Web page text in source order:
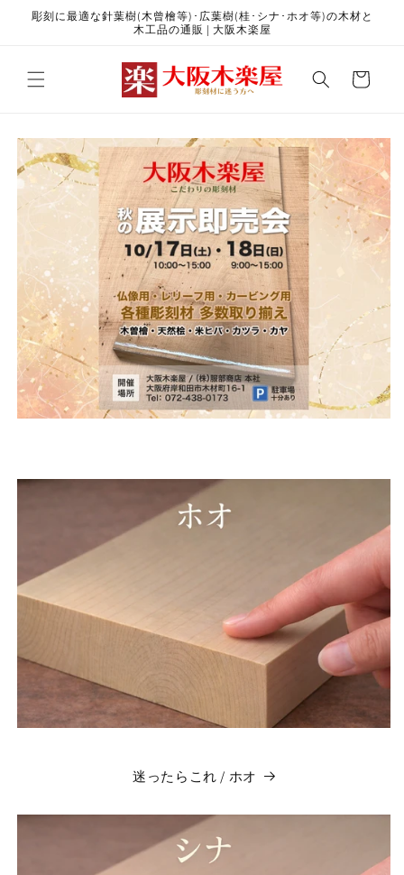
ンツに
彫刻に最適な針葉樹(木曾檜等)･広葉樹(桂･シナ･ホオ等)の木材と
木工品の通販 | 大阪木楽屋
ー
迷ったらこれ / ホオ